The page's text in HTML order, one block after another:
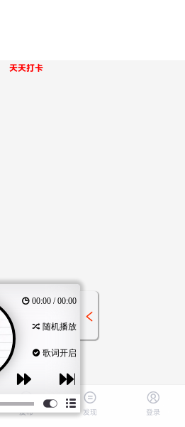
00:00 / 00:00
随机播放
歌词开启
天天打卡
发布 发现 登录